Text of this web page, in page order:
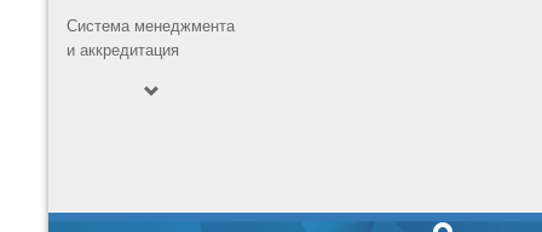
Система менеджмента
и аккредитация